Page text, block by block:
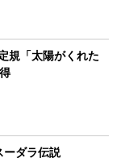
規「太陽がくれた
ーダラ伝説